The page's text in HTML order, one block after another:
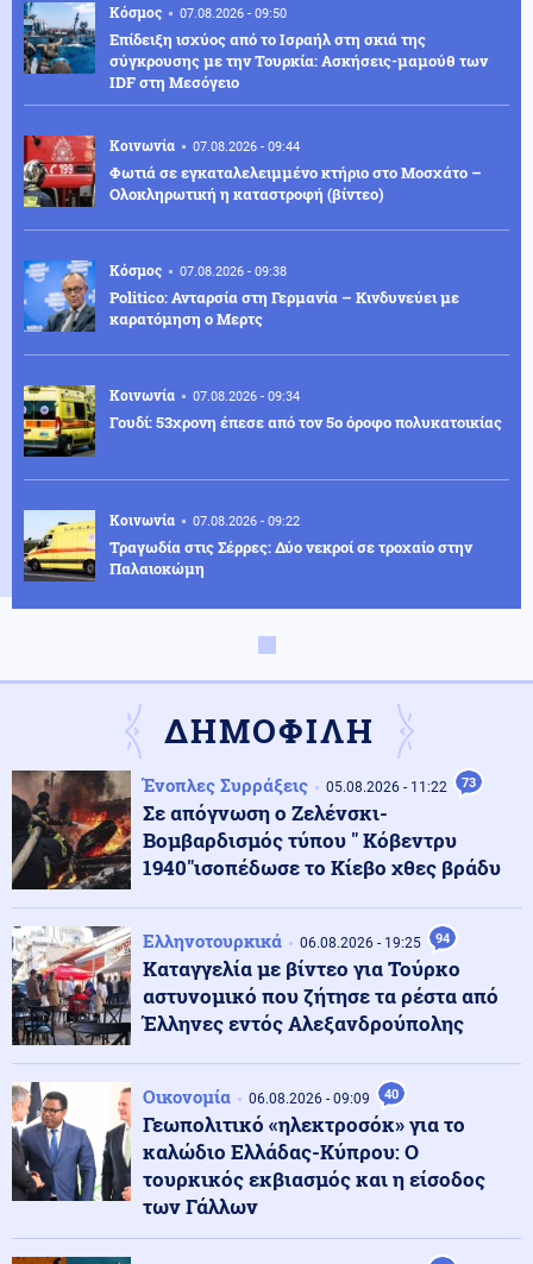
Κόσμος 07.08.2026 - 09:50
Επίδειξη ισχύος από το Ισραήλ στη σκιά της
σύγκρουσης με την Τουρκία: Ασκήσεις-μαμούθ των
IDF στη Μεσόγειο
Κοινωνία 07.08.2026 - 09:44
Φωτιά σε εγκαταλελειμμένο κτήριο στο Μοσχάτο –
Ολοκληρωτική η καταστροφή (βίντεο)
Κόσμος 07.08.2026 - 09:38
Politico: Ανταρσία στη Γερμανία – Κινδυνεύει με
καρατόμηση ο Μερτς
Κοινωνία 07.08.2026 - 09:34
Γουδί: 53χρονη έπεσε από τον 5ο όροφο πολυκατοικίας
Κοινωνία 07.08.2026 - 09:22
Τραγωδία στις Σέρρες: Δύο νεκροί σε τροχαίο στην
Παλαιοκώμη
Κόσμος
Μόλις 33 πλοία πέρασαν από το Στενό του Ορμούζ σε
τέσσερις ημέρες
Κοινωνία
Υπόθεση Μυστρά: Στον ανακριτή ο 55χρονος – Τι
φέρεται να είπε στους αστυνομικούς (βίντεο)
Κοινωνία 07.08.2026 - 08:50
Δαμιανός για GSI: «Σιγουριά από Meridiam, αλλά να
περιμένουμε την έκθεση ΕΤΕπ»
Κόσμος 07.08.2026 - 08:47
Τουρκικός κλοιός στη Λιβύη: Βάσεις και διπλωματικό
«σφυροκόπημα»
ΔΗΜΟΦΙΛΗ
Ένοπλες Συρράξεις 05.08.2026 - 11:22 73
Σε απόγνωση ο Ζελένσκι-
Βομβαρδισμός τύπου " Κόβεντρυ
1940"ισοπέδωσε το Κίεβο χθες βράδυ
Ελληνοτουρκικά 06.08.2026 - 19:25 94
Καταγγελία με βίντεο για Τούρκο
αστυνομικό που ζήτησε τα ρέστα από
Έλληνες εντός Αλεξανδρούπολης
Οικονομία 06.08.2026 - 09:09 40
Γεωπολιτικό «ηλεκτροσόκ» για το
καλώδιο Ελλάδας-Κύπρου: Ο
τουρκικός εκβιασμός και η είσοδος
των Γάλλων